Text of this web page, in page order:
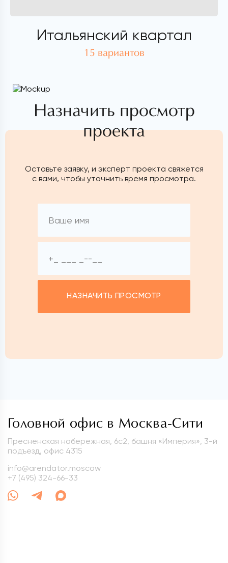
Итальянский квартал
15 вариантов
Назначить просмотр
проекта
Оставьте заявку, и эксперт проекта свяжется
с вами, чтобы уточнить время просмотра.
НАЗНАЧИТЬ ПРОСМОТР
Головной офис в Москва-Сити
Пресненская набережная, 6с2, башня «Империя», 3-й
подъезд, офис 4315
info@arendator.moscow
+7 (495) 324-66-33